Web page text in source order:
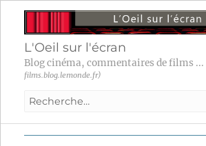
L'Oeil sur l'écran
Blog cinéma, commentaires de films ...
films.blog.lemonde.fr)
Recherche
: